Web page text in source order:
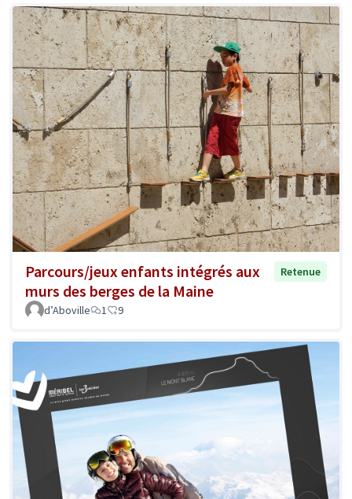
Parcours/jeux enfants intégrés aux
murs des berges de la Maine
Retenue
d’Aboville 1 9